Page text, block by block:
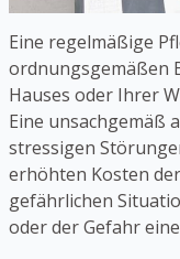
Eine regelmäßige
ordnungsgemäßen
Hauses oder Ihrer
Eine unsachgemäß
stressigen
erhöhten Kosten
gefährlichen
oder der Gefahr